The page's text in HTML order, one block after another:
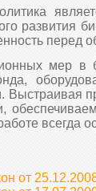
развития
перед
мер в
Выстраивая
всегда
от